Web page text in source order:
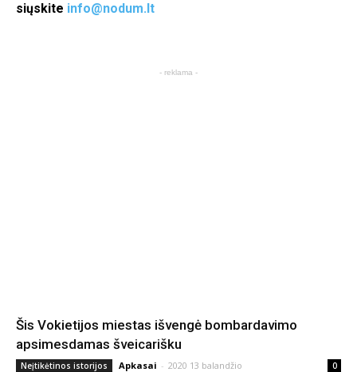
siųskite info@nodum.lt
- reklama -
Šis Vokietijos miestas išvengė bombardavimo
apsimesdamas šveicarišku
Neįtikėtinos istorijos Apkasai - 2020 13 balandžio 0